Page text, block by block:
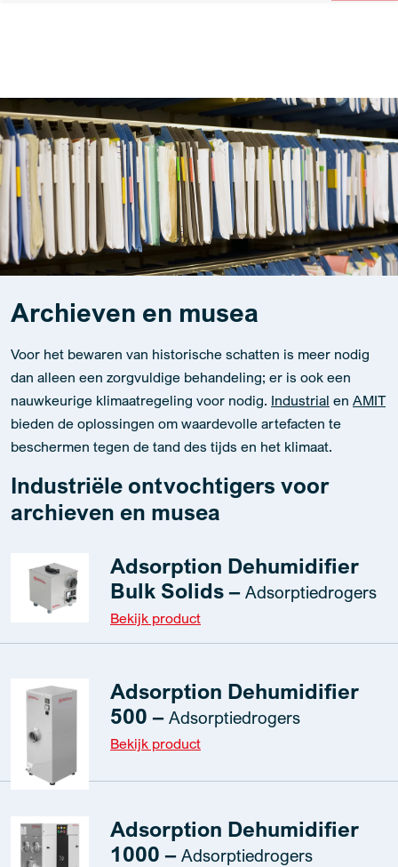
Archieven en musea
Voor het bewaren van historische schatten is meer nodig
dan alleen een zorgvuldige behandeling; er is ook een
nauwkeurige klimaatregeling voor nodig. Industrial en AMIT
bieden de oplossingen om waardevolle artefacten te
beschermen tegen de tand des tijds en het klimaat.
Industriële ontvochtigers voor
archieven en musea
Adsorption Dehumidifier
Bulk Solids – Adsorptiedrogers
Bekijk product
Adsorption Dehumidifier
500 – Adsorptiedrogers
Bekijk product
Adsorption Dehumidifier
1000 – Adsorptiedrogers